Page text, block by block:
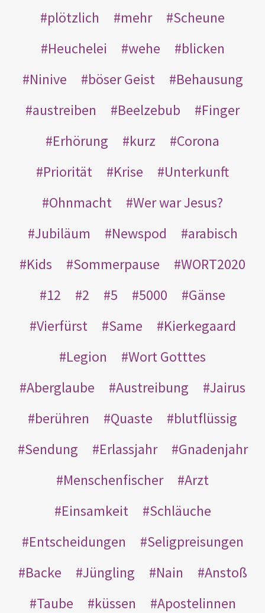
plötzlich mehr
Scheune
Heuchelei
wehe
blicken
Ninive
böser Geist
Behausung
austreiben
Beelzebub
Finger
Erhörung
kurz
Corona
Priorität
Krise
Unterkunft
Ohnmacht
Wer war Jesus?
Jubiläum
Newspod
arabisch
Kids
Sommerpause
WORT2020
12
2 5 5000
Gänse
Vierfürst
Same
Kierkegaard
Legion
Wort Gotttes
Aberglaube
Austreibung
Jairus
berühren
Quaste
blutflüssig
Sendung
Erlassjahr
Gnadenjahr
Menschenfischer
Arzt
Einsamkeit
Schläuche
Entscheidungen
Seligpreisungen
Backe
Jüngling Nain
Anstoß
Taube
küssen
Apostelinnen